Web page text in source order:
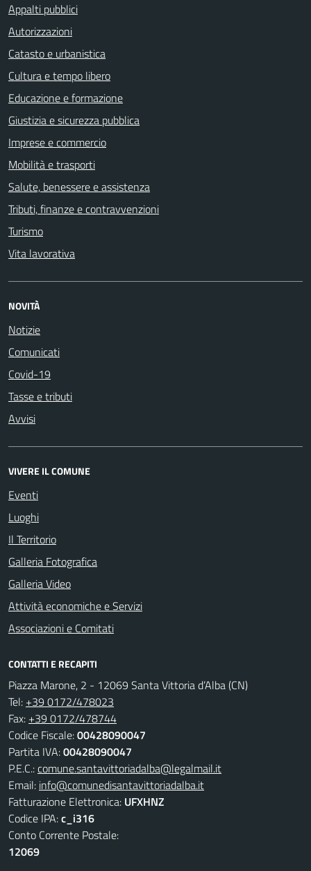
Appalti pubblici
Autorizzazioni
Catasto e urbanistica
Cultura e tempo libero
Educazione e formazione
Giustizia e sicurezza pubblica
Imprese e commercio
Mobilità e trasporti
Salute, benessere e assistenza
Tributi, finanze e contravvenzioni
Turismo
Vita lavorativa
NOVITÀ
Notizie
Comunicati
Covid-19
Tasse e tributi
Avvisi
VIVERE IL COMUNE
Eventi
Luoghi
Il Territorio
Galleria Fotografica
Galleria Video
Attività economiche e Servizi
Associazioni e Comitati
CONTATTI E RECAPITI
Piazza Marone, 2 - 12069 Santa Vittoria d’Alba (CN)
Tel: +39 0172/478023
Fax: +39 0172/478744
Codice Fiscale:00428090047
Partita IVA:00428090047
P.E.C.:comune.santavittoriadalba@legalmail.it
Email: info@comunedisantavittoriadalba.it
Fatturazione Elettronica: UFXHNZ
Codice IPA:c_i316
Conto Corrente Postale:
12069